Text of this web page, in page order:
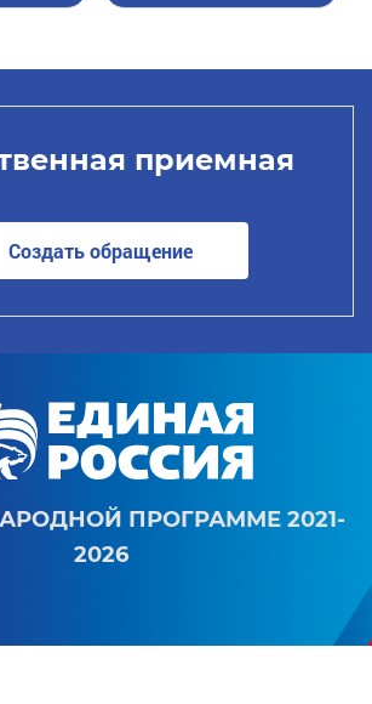
приемная
Создать обращение
ПРОГРАММЕ 2021-
2026